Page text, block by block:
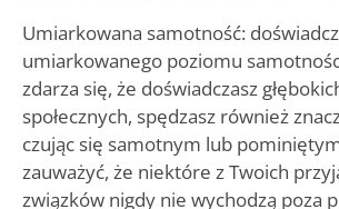
Umiarkowana samotność:
umiarkowanego poziomu
zdarza się, że doświadczasz
społecznych, spędzasz również
czując się samotnym lub
zauważyć, że niektóre z Twoich
związków nigdy nie wychodzą poza